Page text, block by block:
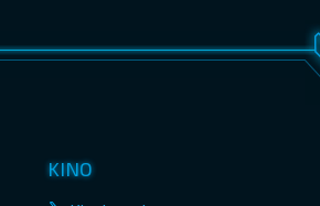
KINO